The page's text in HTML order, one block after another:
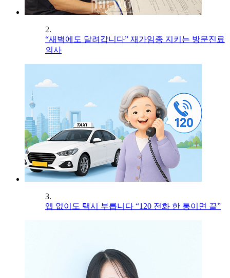
2.
“새벽에도 달려갑니다” 재가임종 지키는 방문진료
의사
3.
앱 없이도 택시 부릅니다 “120 전화 한 통이면 끝”